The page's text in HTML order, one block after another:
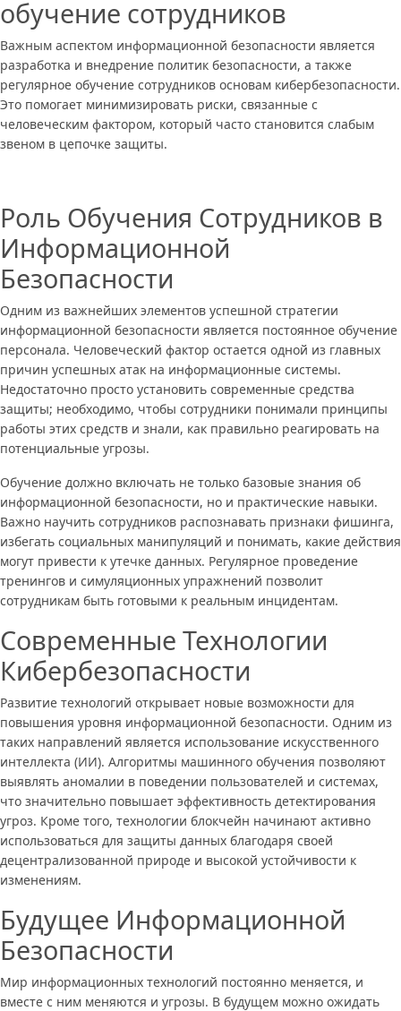
обучение сотрудников
Важным аспектом информационной безопасности является
разработка и внедрение политик безопасности, а также
регулярное обучение сотрудников основам кибербезопасности.
Это помогает минимизировать риски, связанные с
человеческим фактором, который часто становится слабым
звеном в цепочке защиты.
Роль Обучения Сотрудников в
Информационной
Безопасности
Одним из важнейших элементов успешной стратегии
информационной безопасности является постоянное обучение
персонала. Человеческий фактор остается одной из главных
причин успешных атак на информационные системы.
Недостаточно просто установить современные средства
защиты; необходимо, чтобы сотрудники понимали принципы
работы этих средств и знали, как правильно реагировать на
потенциальные угрозы.
Обучение должно включать не только базовые знания об
информационной безопасности, но и практические навыки.
Важно научить сотрудников распознавать признаки фишинга,
избегать социальных манипуляций и понимать, какие действия
могут привести к утечке данных. Регулярное проведение
тренингов и симуляционных упражнений позволит
сотрудникам быть готовыми к реальным инцидентам.
Современные Технологии
Кибербезопасности
Развитие технологий открывает новые возможности для
повышения уровня информационной безопасности. Одним из
таких направлений является использование искусственного
интеллекта (ИИ). Алгоритмы машинного обучения позволяют
выявлять аномалии в поведении пользователей и системах,
что значительно повышает эффективность детектирования
угроз. Кроме того, технологии блокчейн начинают активно
использоваться для защиты данных благодаря своей
децентрализованной природе и высокой устойчивости к
изменениям.
Будущее Информационной
Безопасности
Мир информационных технологий постоянно меняется, и
вместе с ним меняются и угрозы. В будущем можно ожидать